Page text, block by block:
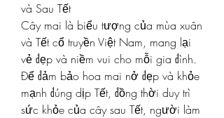
và Sau Tết
Cây mai là biểu tượng của mùa xuân
và Tết cổ truyền Việt Nam, mang lại
vẻ đẹp và niềm vui cho mỗi gia đình.
Để đảm bảo hoa mai nở đẹp và khỏe
mạnh đúng dịp Tết, đồng thời duy trì
sức khỏe của cây sau Tết, người làm